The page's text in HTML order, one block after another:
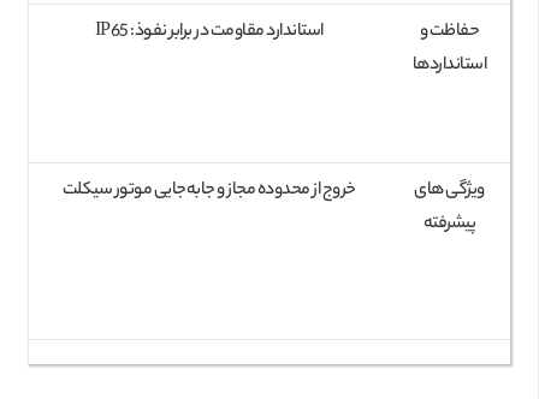
حفاظت و
استانداردها
استاندارد مقاومت در برابر نفوذ: IP65
ویژگی‌ های
پیشرفته
خروج از محدوده مجاز و جابه‌جایی موتور سیکلت